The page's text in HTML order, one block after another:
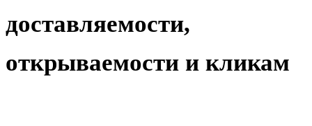
доставляемости,
открываемости и кликам